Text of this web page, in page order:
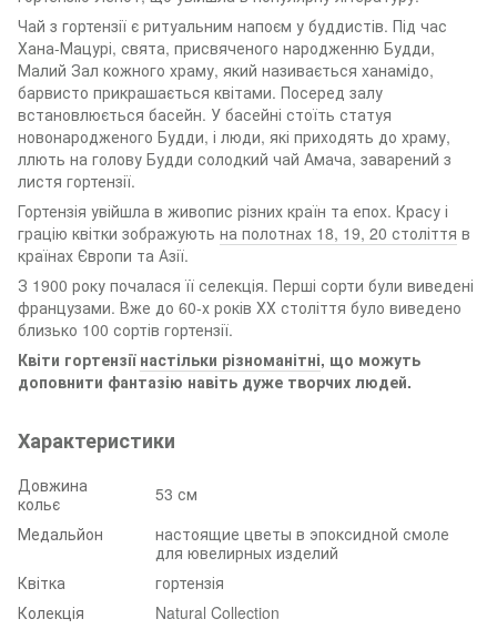
Чай з гортензії є ритуальним напоєм у буддистів. Під час
Хана-Мацурі, свята, присвяченого народженню Будди,
Малий Зал кожного храму, який називається ханамідо,
барвисто прикрашається квітами. Посеред залу
встановлюється басейн. У басейні стоїть статуя
новонародженого Будди, і люди, які приходять до храму,
ллють на голову Будди солодкий чай Амача, заварений з
листя гортензії.
Гортензія увійшла в живопис різних країн та епох. Красу і
грацію квітки зображують на полотнах 18, 19, 20 століття в
країнах Європи та Азії.
З 1900 року почалася її селекція. Перші сорти були виведені
французами. Вже до 60-х років ХХ століття було виведено
близько 100 сортів гортензії.
Квіти гортензії настільки різноманітні, що можуть
доповнити фантазію навіть дуже творчих людей.
Характеристики
Довжина
кольє
53 см
Медальйон
настоящие цветы в эпоксидной смоле
для ювелирных изделий
Квітка
гортензія
Колекція
Natural Collection